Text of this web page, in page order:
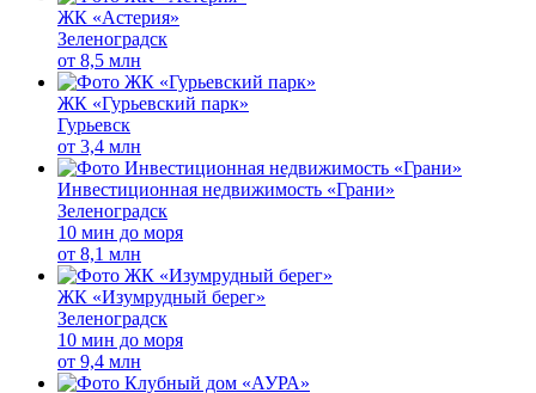
ЖК «Астерия»
Зеленоградск
от 8,5 млн
ЖК «Гурьевский парк»
Гурьевск
от 3,4 млн
Инвестиционная недвижимость «Грани»
Зеленоградск
10 мин до моря
от 8,1 млн
ЖК «Изумрудный берег»
Зеленоградск
10 мин до моря
от 9,4 млн